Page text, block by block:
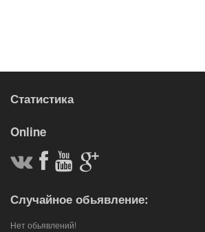
Статистика
Online
Случайное обьявление:
Нет обьявлений!